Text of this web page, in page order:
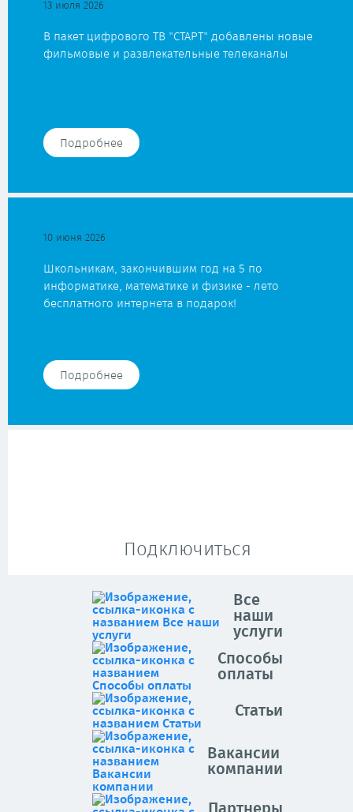
13 июля 2026
В пакет цифрового ТВ "СТАРТ" добавлены новые
фильмовые и развлекательные телеканалы
Подробнее
10 июня 2026
Школьникам, закончившим год на 5 по
информатике, математике и физике - лето
бесплатного интернета в подарок!
Подробнее
Подключиться
Все
наши
услуги
Способы
оплаты
Статьи
Вакансии
компании
Партнеры